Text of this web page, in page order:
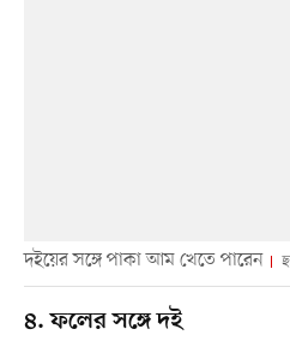
দইয়ের সঙ্গে পাকা আম খেতে পারেন
৪. ফলের সঙ্গে দই